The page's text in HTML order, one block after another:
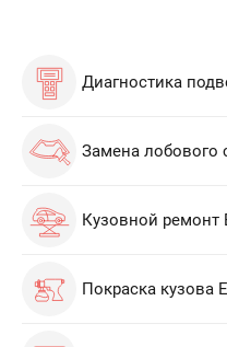
Диагностика
Замена лобового
Кузовной ремонт
Покраска кузова